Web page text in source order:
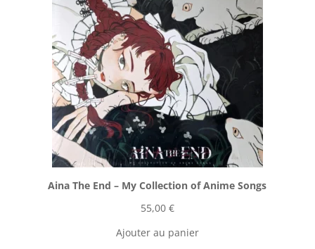
Aina The End ‎– My Collection of Anime Songs
55,00 €
Ajouter au panier